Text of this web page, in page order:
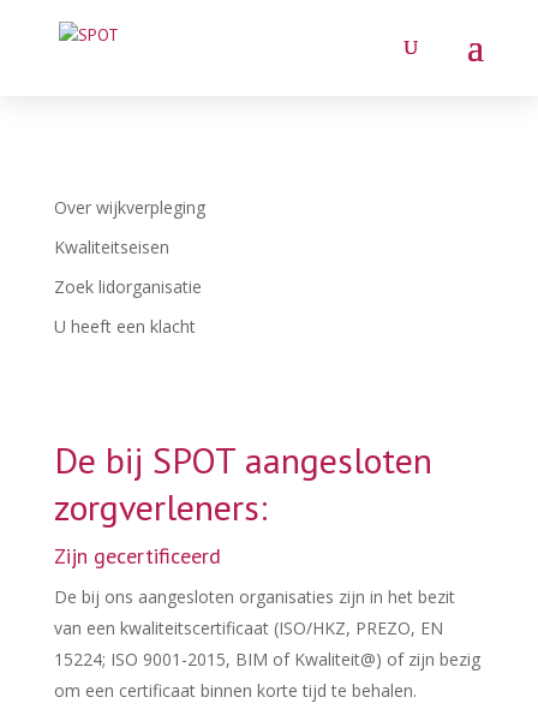
Over wijkverpleging
Kwaliteitseisen
Zoek lidorganisatie
U heeft een klacht
De bij SPOT aangesloten
zorgverleners:
Zijn gecertificeerd
De bij ons aangesloten organisaties zijn in het bezit
van een kwaliteitscertificaat (ISO/HKZ, PREZO, EN
15224; ISO 9001-2015, BIM of Kwaliteit@) of zijn bezig
om een certificaat binnen korte tijd te behalen.